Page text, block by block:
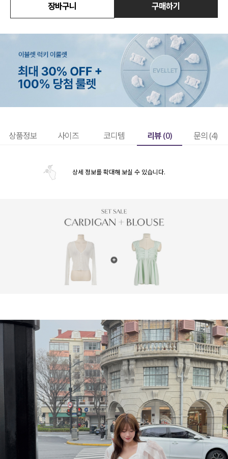
장바구니 구매하기
상품정보 사이즈 코디템 리뷰 (0) 문의 (4)
상세 정보를 확대해 보실 수 있습니다.